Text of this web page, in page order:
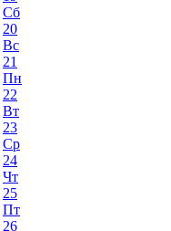
Сб
20
Вс
21
Пн
22
Вт
23
Ср
24
Чт
25
Пт
26